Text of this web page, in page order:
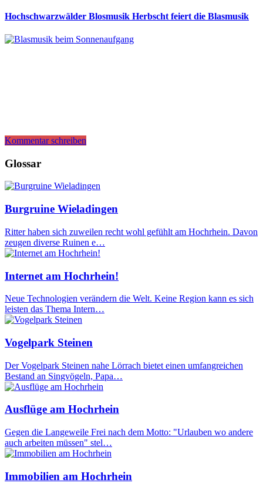
Hochschwarzwälder Blosmusik Herbscht feiert die Blasmusik
Kommentar schreiben
Glossar
Burgruine Wieladingen
Ritter haben sich zuweilen recht wohl gefühlt am Hochrhein. Davon
zeugen diverse Ruinen e…
Internet am Hochrhein!
Neue Technologien verändern die Welt. Keine Region kann es sich
leisten das Thema Intern…
Vogelpark Steinen
Der Vogelpark Steinen nahe Lörrach bietet einen umfangreichen
Bestand an Singvögeln, Papa…
Ausflüge am Hochrhein
Gegen die Langeweile Frei nach dem Motto: "Urlauben wo andere
auch arbeiten müssen" stel…
Immobilien am Hochrhein